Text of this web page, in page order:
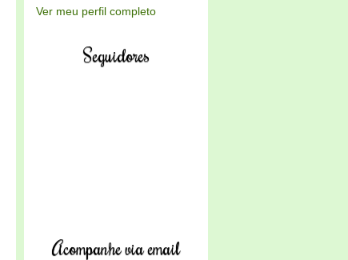
Ver meu perfil completo
Seguidores
Acompanhe via email